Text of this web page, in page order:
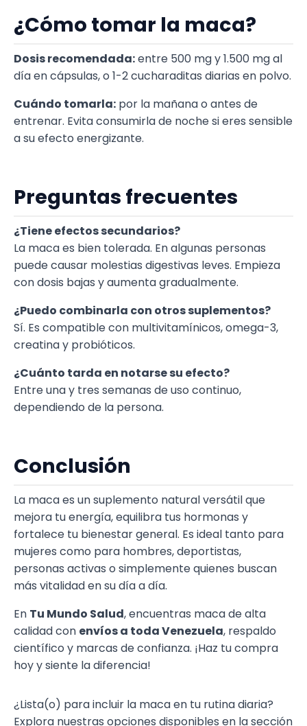
¿Cómo tomar la maca?
Dosis recomendada:entre 500 mg y 1.500 mg al
día en cápsulas, o 1-2 cucharaditas diarias en polvo.
Cuándo tomarla: por la mañana o antes de
entrenar. Evita consumirla de noche si eres sensible
a su efecto energizante.
Preguntas frecuentes
¿Tiene efectos secundarios?
La maca es bien tolerada. En algunas personas
puede causar molestias digestivas leves. Empieza
con dosis bajas y aumenta gradualmente.
¿Puedo combinarla con otros suplementos?
Sí. Es compatible con multivitamínicos, omega-3,
creatina y probióticos.
¿Cuánto tarda en notarse su efecto?
Entre una y tres semanas de uso continuo,
dependiendo de la persona.
Conclusión
La maca es un suplemento natural versátil que
mejora tu energía, equilibra tus hormonas y
fortalece tu bienestar general. Es ideal tanto para
mujeres como para hombres, deportistas,
personas activas o simplemente quienes buscan
más vitalidad en su día a día.
En Tu Mundo Salud, encuentras maca de alta
calidad con envíos a toda Venezuela, respaldo
científico y marcas de confianza. ¡Haz tu compra
hoy y siente la diferencia!
¿Lista(o) para incluir la maca en tu rutina diaria?
Explora nuestras opciones disponibles en la sección